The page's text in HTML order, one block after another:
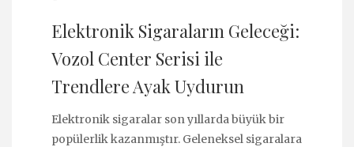
Elektronik Sigaraların Geleceği:
Vozol Center Serisi ile
Trendlere Ayak Uydurun
Elektronik sigaralar son yıllarda büyük bir
popülerlik kazanmıştır. Geleneksel sigaralara